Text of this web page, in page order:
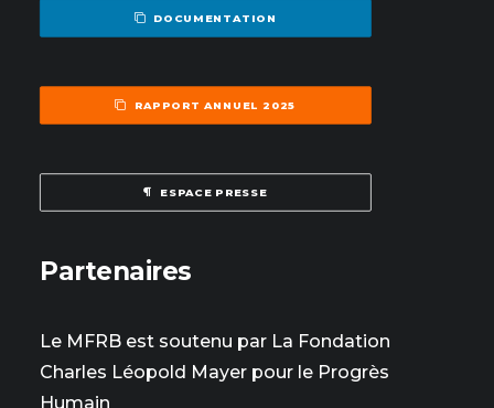
DOCUMENTATION
RAPPORT ANNUEL 2025
ESPACE PRESSE
Partenaires
Le MFRB est soutenu par La Fondation
Charles Léopold Mayer pour le Progrès
Humain